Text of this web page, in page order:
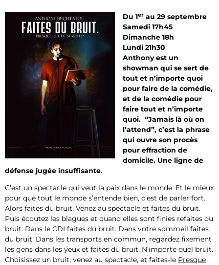
Du 1er au 29 septembre
Samedi 17h45
Dimanche 18h
Lundi 21h30
Anthony est un
showman qui se sert de
tout et n’importe quoi
pour faire de la comédie,
et de la comédie pour
faire tout et n’importe
quoi. “Jamais là où on
l’attend”, c’est la phrase
qui ouvre son procès
pour effraction de
domicile. Une ligne de
défense jugée insuffisante.
C’est un spectacle qui veut la paix dans le monde. Et le mieux
pour que tout le monde s’entende bien, c’est de parler fort.
Alors faites du bruit. Venez au spectacle et faites du bruit.
Puis écoutez les blagues et quand elles sont finies refaites du
bruit. Dans le CDI faites du bruit. Dans votre sommeil faites
du bruit. Dans les transports en commun, regardez fixement
les gens dans les yeux et faites du bruit. N’importe quel bruit.
Choisissez un bruit, venez au spectacle, et faites-le Presque